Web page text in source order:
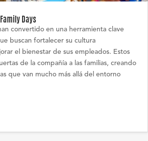
Days
convertido en una herramienta clave
buscan fortalecer su cultura
el bienestar de sus empleados. Estos
de la compañía a las familias, creando
que van mucho más allá del entorno